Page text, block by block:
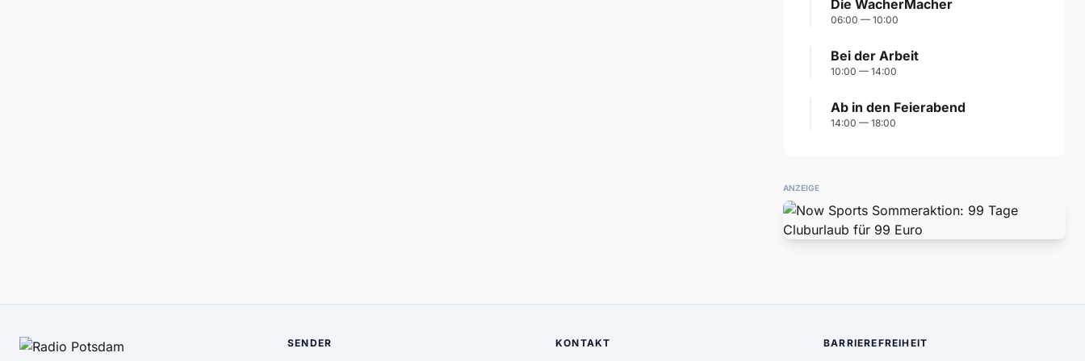
Die WacherMacher
06:00 — 10:00
Bei der Arbeit
10:00 — 14:00
Ab in den Feierabend
14:00 — 18:00
ANZEIGE
SENDER KONTAKT BARRIEREFREIHEIT